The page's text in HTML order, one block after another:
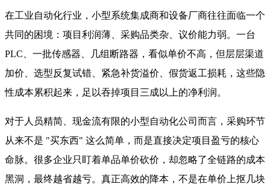
在工业自动化行业，小型系统集成商和设备厂商往往面临一个
共同的困境：项目利润薄、采购品类杂、议价能力弱。一台
PLC、一批传感器、几组断路器，看似单价不高，但层层渠道
加价、选型反复试错、紧急补货溢价、假货返工损耗，这些隐
性成本累积起来，足以吞掉项目三成以上的净利润。
对于人员精简、现金流有限的小型自动化公司而言，采购环节
从来不是 "买东西" 这么简单，而是直接决定项目盈亏的核心
命脉。很多企业只盯着单品单价砍价，却忽略了全链路的成本
黑洞，最终越省越亏。真正高效的降本，不是在单价上抠几块